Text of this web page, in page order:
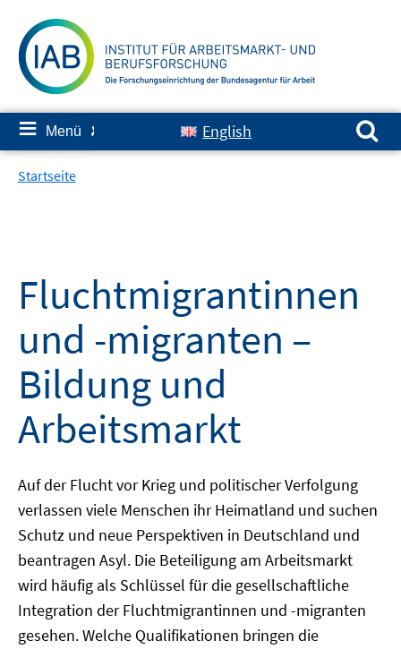
zum
Inhalt
≡ Menü ✘ English
Suchen nach:
Startseite
Fluchtmigrantinnen
und -migranten –
Bildung und
Arbeitsmarkt
Auf der Flucht vor Krieg und politischer Verfolgung
verlassen viele Menschen ihr Heimatland und suchen
Schutz und neue Perspektiven in Deutschland und
beantragen Asyl. Die Beteiligung am Arbeitsmarkt
wird häufig als Schlüssel für die gesellschaftliche
Integration der Fluchtmigrantinnen und -migranten
gesehen. Welche Qualifikationen bringen die